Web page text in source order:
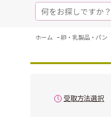
ホーム -卵・乳製品・パン
受取方法選択